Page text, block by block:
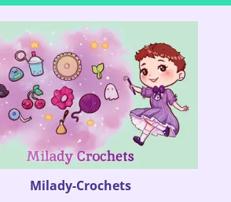
Milady-Crochets